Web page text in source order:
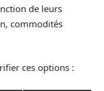
de leurs
commodités
ces options :